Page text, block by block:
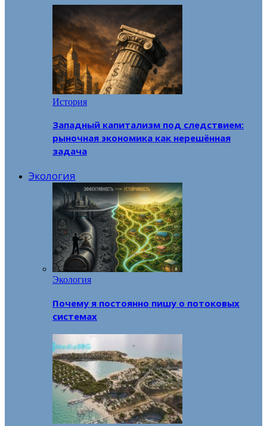
История
Западный капитализм под следствием:
рыночная экономика как нерешённая
задача
Экология
Экология
Почему я постоянно пишу о потоковых
системах